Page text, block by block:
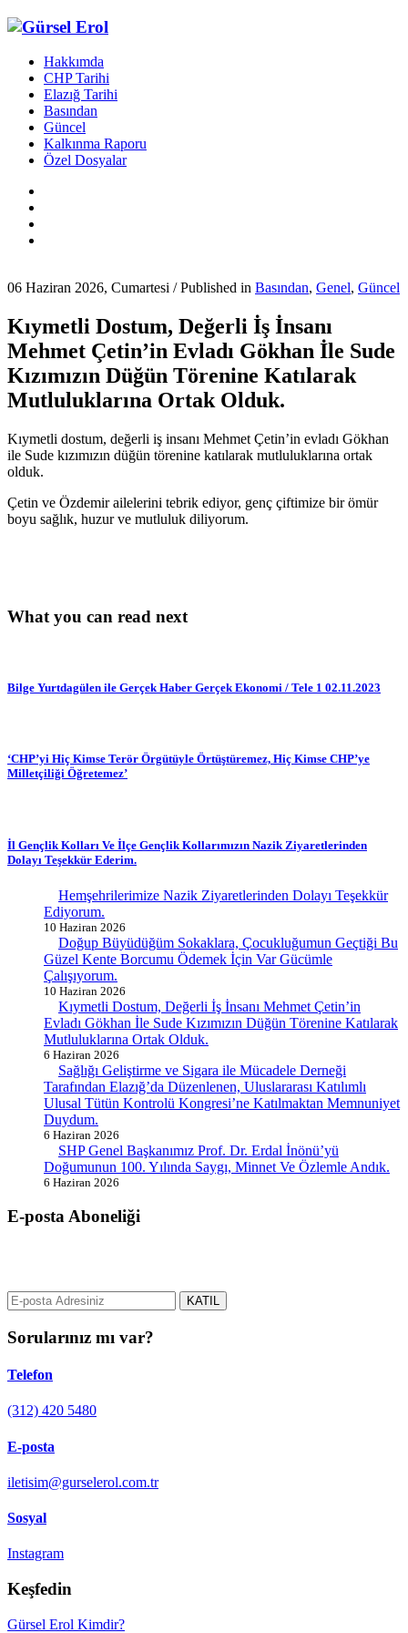
Hakkımda
CHP Tarihi
Elazığ Tarihi
Basından
Güncel
Kalkınma Raporu
Özel Dosyalar
06 Haziran 2026, Cumartesi /Published in Basından, Genel, Güncel
Kıymetli Dostum, Değerli İş İnsanı
Mehmet Çetin’in Evladı Gökhan İle Sude
Kızımızın Düğün Törenine Katılarak
Mutluluklarına Ortak Olduk.
Kıymetli dostum, değerli iş insanı Mehmet Çetin’in evladı Gökhan
ile Sude kızımızın düğün törenine katılarak mutluluklarına ortak
olduk.
Çetin ve Özdemir ailelerini tebrik ediyor, genç çiftimize bir ömür
boyu sağlık, huzur ve mutluluk diliyorum.
What you can read next
Bilge Yurtdagülen ile Gerçek Haber Gerçek Ekonomi / Tele 1 02.11.2023
‘CHP’yi Hiç Kimse Terör Örgütüyle Örtüştüremez, Hiç Kimse CHP’ye
Milletçiliği Öğretemez’
İl Gençlik Kolları Ve İlçe Gençlik Kollarımızın Nazik Ziyaretlerinden
Dolayı Teşekkür Ederim.
Hemşehrilerimize Nazik Ziyaretlerinden Dolayı Teşekkür
Ediyorum.
10 Haziran 2026
Doğup Büyüdüğüm Sokaklara, Çocukluğumun Geçtiği Bu
Güzel Kente Borcumu Ödemek İçin Var Gücümle
Çalışıyorum.
10 Haziran 2026
Kıymetli Dostum, Değerli İş İnsanı Mehmet Çetin’in
Evladı Gökhan İle Sude Kızımızın Düğün Törenine Katılarak
Mutluluklarına Ortak Olduk.
6 Haziran 2026
Sağlığı Geliştirme ve Sigara ile Mücadele Derneği
Tarafından Elazığ’da Düzenlenen, Uluslararası Katılımlı
Ulusal Tütün Kontrolü Kongresi’ne Katılmaktan Memnuniyet
Duydum.
6 Haziran 2026
SHP Genel Başkanımız Prof. Dr. Erdal İnönü’yü
Doğumunun 100. Yılında Saygı, Minnet Ve Özlemle Andık.
6 Haziran 2026
E-posta Aboneliği
KATIL
Sorularınız mı var?
Telefon
(312) 420 5480
E-posta
iletisim@gurselerol.com.tr
Sosyal
Instagram
Keşfedin
Gürsel Erol Kimdir?